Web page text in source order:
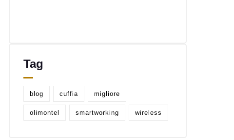
Tag
blog cuffia migliore
olimontel smartworking wireless